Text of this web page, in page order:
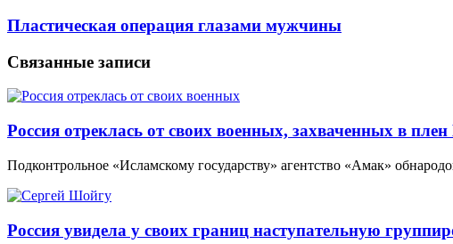
Пластическая операция глазами мужчины
Связанные записи
Россия отреклась от своих военных, захваченных в
Подконтрольное «Исламскому государству» агентство «Амак»
Россия увидела у своих границ наступательную